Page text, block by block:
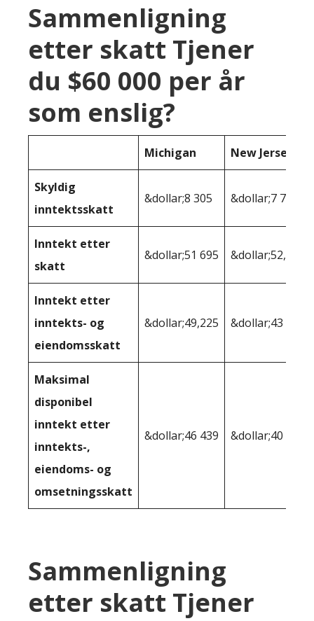
Sammenligning
etter skatt Tjener
du $60 000 per år
som enslig?
Michigan New Jersey
Skyldig
inntektsskatt
&dollar;8 305 &dollar;7 736
Inntekt etter
skatt
&dollar;51 695 &dollar;52,264
Inntekt etter
inntekts- og
eiendomsskatt
&dollar;49,225 &dollar;43 301
Maksimal
disponibel
inntekt etter
inntekts-,
eiendoms- og
omsetningsskatt
&dollar;46 439 &dollar;40 620
Sammenligning
etter skatt Tjener